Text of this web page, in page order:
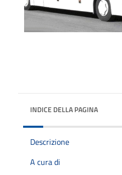
INDICE DELLA PAGINA
Descrizione
A cura di